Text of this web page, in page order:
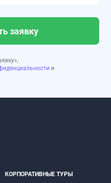
заявку
и
КОРПОРАТИВНЫЕ ТУРЫ